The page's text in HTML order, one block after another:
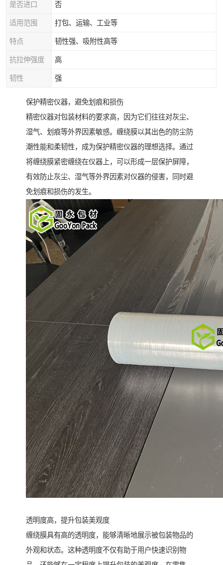
是否进口 否
适用范围 打包、运输、工业等
特点 韧性强、吸附性高等
抗拉伸强度 高
韧性 强
保护精密仪器，避免划痕和损伤
精密仪器对包装材料的要求高，因为它们往往对灰尘、
湿气、划痕等外界因素敏感。缠绕膜以其出色的防尘防
潮性能和柔韧性，成为保护精密仪器的理想选择。通过
将缠绕膜紧密缠绕在仪器上，可以形成一层保护屏障，
有效防止灰尘、湿气等外界因素对仪器的侵害，同时避
免划痕和损伤的发生。
透明度高，提升包装美观度
缠绕膜具有高的透明度，能够清晰地展示被包装物品的
外观和状态。这种透明度不仅有助于用户快速识别物